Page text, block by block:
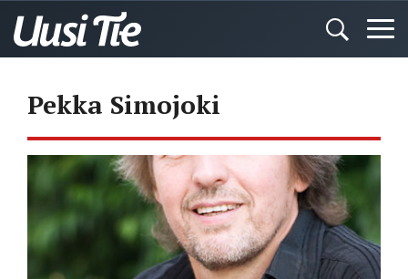
Pekka Simojoki